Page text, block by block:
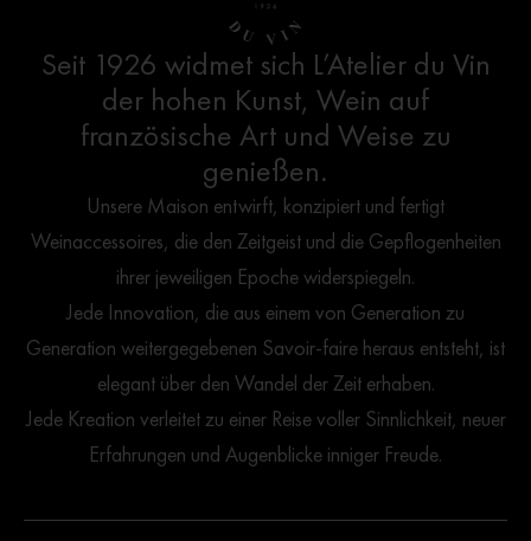
Seit 1926 widmet sich L’Atelier du Vin
der hohen Kunst, Wein auf
französische Art und Weise zu
genießen.
Unsere Maison entwirft, konzipiert und fertigt
Weinaccessoires, die den Zeitgeist und die Gepflogenheiten
ihrer jeweiligen Epoche widerspiegeln.
Jede Innovation, die aus einem von Generation zu
Generation weitergegebenen Savoir-faire heraus entsteht, ist
elegant über den Wandel der Zeit erhaben.
Jede Kreation verleitet zu einer Reise voller Sinnlichkeit, neuer
Erfahrungen und Augenblicke inniger Freude.